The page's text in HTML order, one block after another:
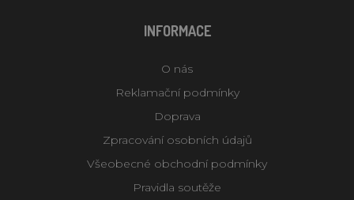
INFORMACE
O nás
Reklamační podmínky
Doprava
Zpracování osobních údajů
Všeobecné obchodní podmínky
Pravidla soutěže